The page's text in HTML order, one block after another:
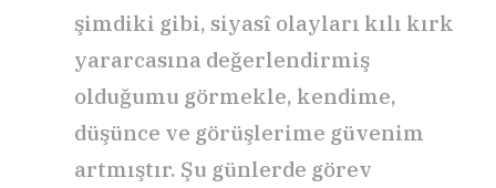
şimdiki gibi, siyasî olayları kılı kırk
yararcasına değerlendirmiş
olduğumu görmekle, kendime,
düşünce ve görüşlerime güvenim
artmıştır. Şu günlerde görev